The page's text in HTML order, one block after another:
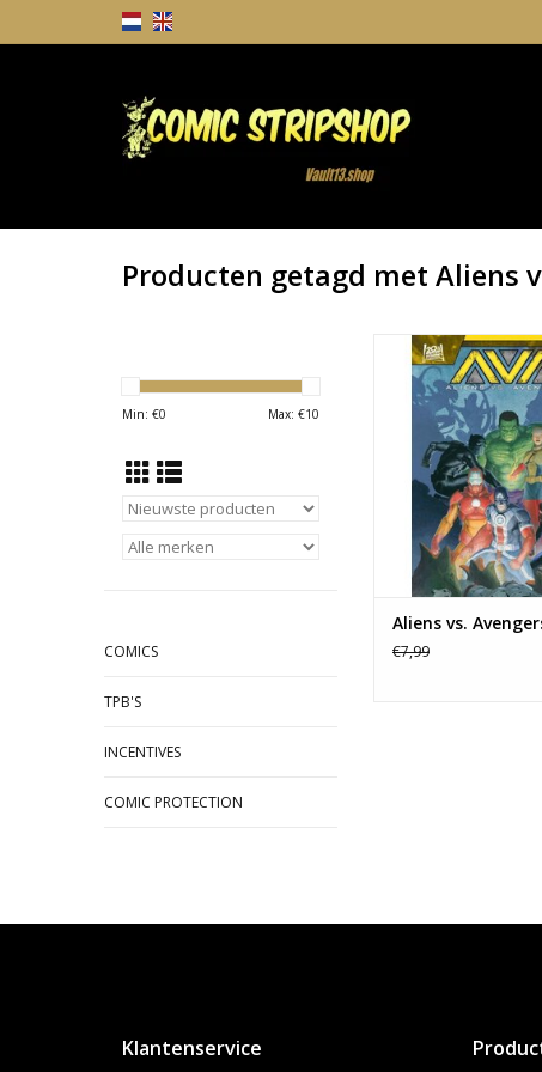
Producten getagd met Aliens
Min: €0 Max: €10
COMICS
TPB'S
INCENTIVES
COMIC PROTECTION
Aliens vs.
TOEVOEGEN AAN
Aliens vs.
€7,99
Klantenservice